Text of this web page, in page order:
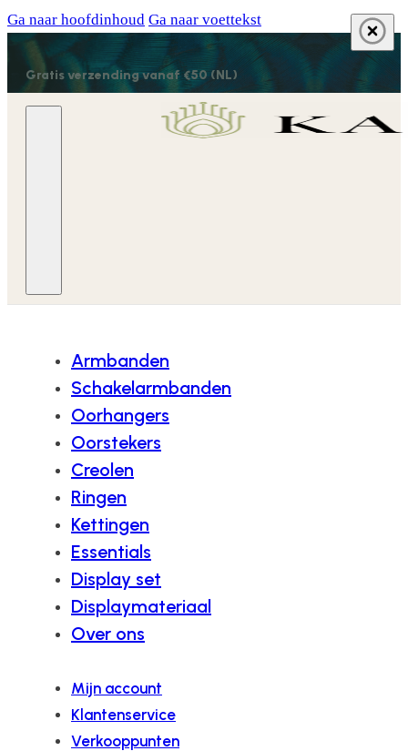
Ga naar hoofdinhoud Ga naar voettekst
Gratis verzending vanaf €50 (NL)
Armbanden
Schakelarmbanden
Oorhangers
Oorstekers
Creolen
Ringen
Kettingen
Essentials
Display set
Displaymateriaal
Over ons
Mijn account
Klantenservice
Verkooppunten